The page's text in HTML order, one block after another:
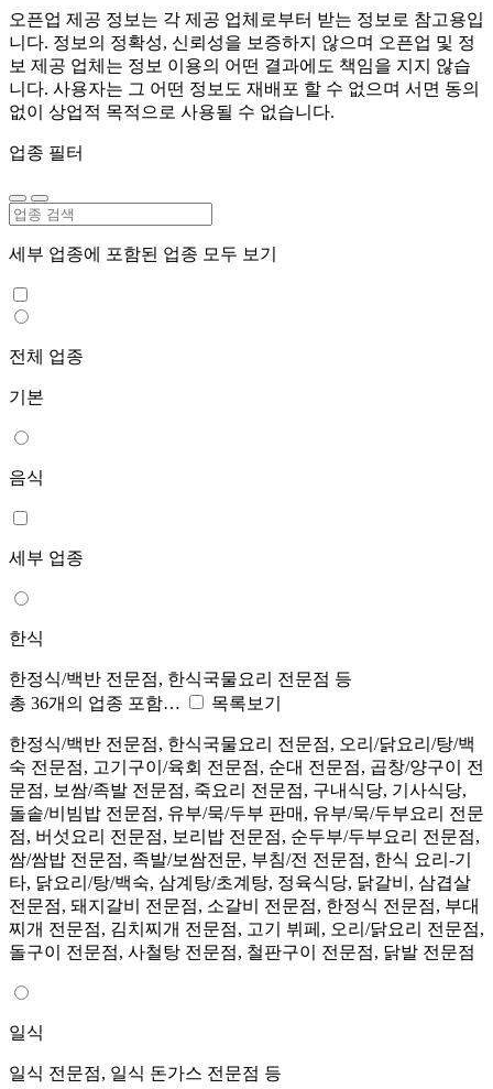
오픈업 제공 정보는 각 제공 업체로부터 받는 정보로 참고용입
니다. 정보의 정확성, 신뢰성을 보증하지 않으며 오픈업 및 정
보 제공 업체는 정보 이용의 어떤 결과에도 책임을 지지 않습
니다. 사용자는 그 어떤 정보도 재배포 할 수 없으며 서면 동의
없이 상업적 목적으로 사용될 수 없습니다.
업종 필터
세부 업종에 포함된 업종 모두 보기
전체 업종
기본
음식
세부 업종
한식
한정식/백반 전문점, 한식국물요리 전문점 등
총 36개의 업종 포함…
목록보기
한정식/백반 전문점, 한식국물요리 전문점, 오리/닭요리/탕/백
숙 전문점, 고기구이/육회 전문점, 순대 전문점, 곱창/양구이 전
문점, 보쌈/족발 전문점, 죽요리 전문점, 구내식당, 기사식당,
돌솥/비빔밥 전문점, 유부/묵/두부 판매, 유부/묵/두부요리 전문
점, 버섯요리 전문점, 보리밥 전문점, 순두부/두부요리 전문점,
쌈/쌈밥 전문점, 족발/보쌈전문, 부침/전 전문점, 한식 요리-기
타, 닭요리/탕/백숙, 삼계탕/초계탕, 정육식당, 닭갈비, 삼겹살
전문점, 돼지갈비 전문점, 소갈비 전문점, 한정식 전문점, 부대
찌개 전문점, 김치찌개 전문점, 고기 뷔페, 오리/닭요리 전문점,
돌구이 전문점, 사철탕 전문점, 철판구이 전문점, 닭발 전문점
일식
일식 전문점, 일식 돈가스 전문점 등